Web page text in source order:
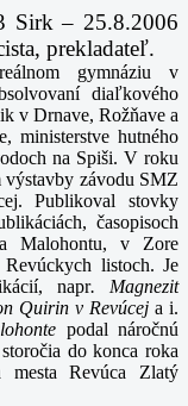
Sirk – 25.8.2006
prekladateľ.
gymnáziu v
diaľkového
v Drnave, Rožňave a
ministerstve hutného
na Spiši. V roku
výstavby závodu SMZ
Publikoval stovky
časopisoch
Malohontu, v Zore
listoch. Je
napr. Magnezit
Quirin v Revúcej a i.
podal náročnú
do konca roka
mesta Revúca Zlatý